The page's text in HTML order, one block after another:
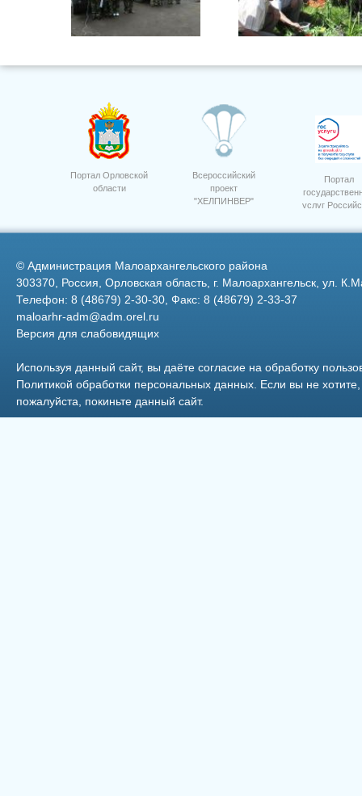
Фото 23
Портал Орловской
области
Всероссийский
проект
"ХЕЛПИНВЕР"
Портал
услуг
© Администрация Малоархангельского района
303370, Россия, Орловская область, г. Малоархангельск, ул.
Телефон: 8 (48679) 2-30-30, Факс: 8 (48679) 2-33-37
maloarhr-adm@adm.orel.ru
Версия для слабовидящих
Используя данный сайт, вы даёте согласие на обработку
Политикой обработки персональных данных . Если вы не
пожалуйста, покиньте данный сайт.